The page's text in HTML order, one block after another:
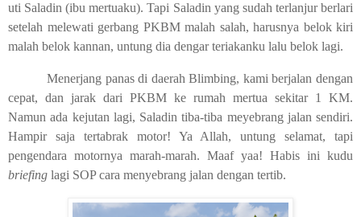
uti Saladin (ibu mertuaku). Tapi Saladin yang sudah terlanjur berlari
setelah melewati gerbang PKBM malah salah, harusnya belok kiri
malah belok kannan, untung dia dengar teriakanku lalu belok lagi.
Menerjang panas di daerah Blimbing, kami berjalan dengan
cepat, dan jarak dari PKBM ke rumah mertua sekitar 1 KM.
Namun ada kejutan lagi, Saladin tiba-tiba meyebrang jalan sendiri.
Hampir saja tertabrak motor! Ya Allah, untung selamat, tapi
pengendara motornya marah-marah. Maaf yaa! Habis ini kudu
briefing lagi SOP cara menyebrang jalan dengan tertib.